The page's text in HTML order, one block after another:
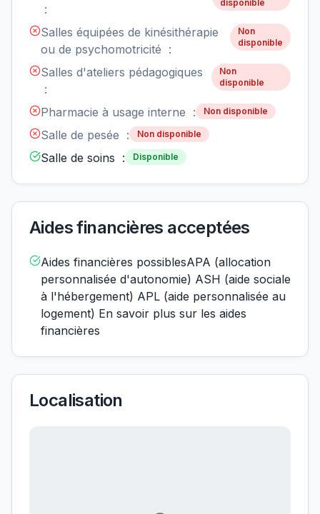
:
disponible
Salles équipées de kinésithérapie
ou de psychomotricité :
Non
disponible
Salles d'ateliers pédagogiques
:
Non
disponible
Pharmacie à usage interne : Non disponible
Salle de pesée : Non disponible
Salle de soins : Disponible
Aides financières acceptées
Aides financières possiblesAPA (allocation
personnalisée d'autonomie) ASH (aide sociale
à l'hébergement) APL (aide personnalisée au
logement) En savoir plus sur les aides
financières
Localisation